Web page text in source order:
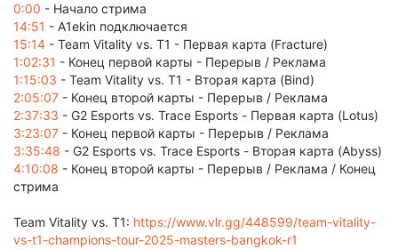
0:00 - Начало стрима
14:51 - A1ekin подключается
15:14 - Team Vitality vs. T1 - Первая карта (Fracture)
1:02:31 - Конец первой карты - Перерыв / Реклама
1:15:03 - Team Vitality vs. T1 - Вторая карта (Bind)
2:05:07 - Конец второй карты - Перерыв / Реклама
2:37:33 - G2 Esports vs. Trace Esports - Первая карта (Lotus)
3:23:07 - Конец первой карты - Перерыв / Реклама
3:35:48 - G2 Esports vs. Trace Esports - Вторая карта (Abyss)
4:10:08 - Конец второй карты - Перерыв / Реклама / Конец
стрима
Team Vitality vs. T1: https://www.vlr.gg/448599/team-vitality-
vs-t1-champions-tour-2025-masters-bangkok-r1